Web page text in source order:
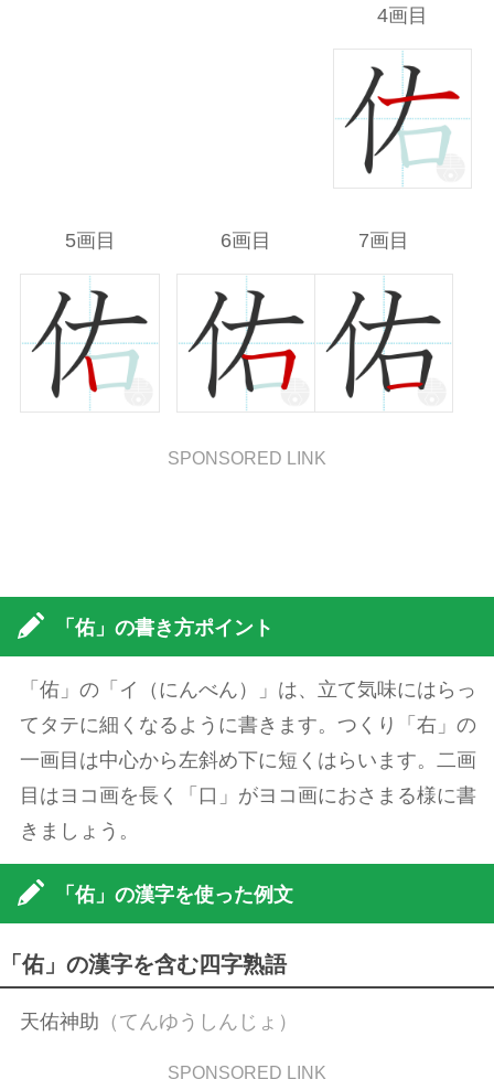
4画目
5画目 6画目 7画目
SPONSORED LINK
「佑」の書き方ポイント
「佑」の「イ（にんべん）」は、立て気味にはらっ
てタテに細くなるように書きます。つくり「右」の
一画目は中心から左斜め下に短くはらいます。二画
目はヨコ画を長く「口」がヨコ画におさまる様に書
きましょう。
「佑」の漢字を使った例文
「佑」の漢字を含む四字熟語
天佑神助 （てんゆうしんじょ）
SPONSORED LINK